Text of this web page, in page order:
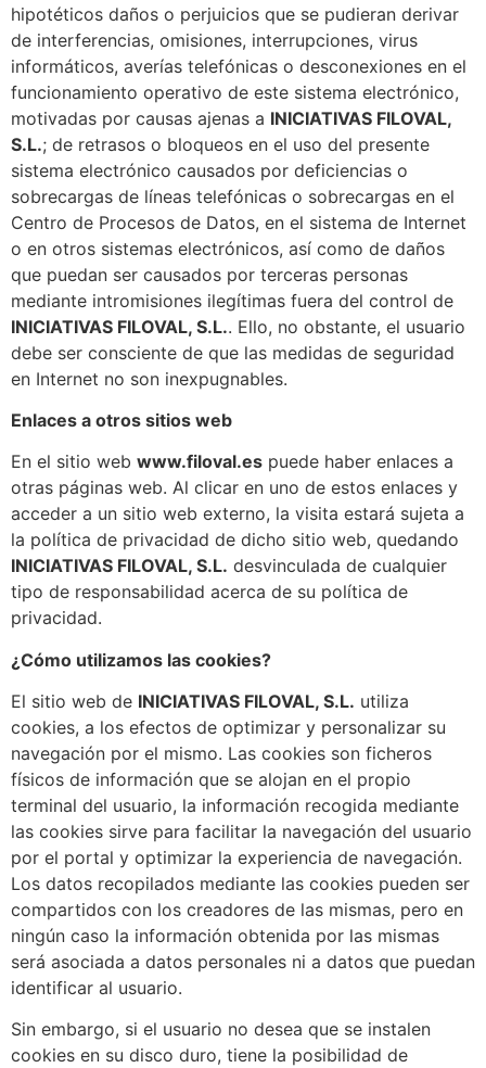
hipotéticos daños o perjuicios que se pudieran derivar
de interferencias, omisiones, interrupciones, virus
informáticos, averías telefónicas o desconexiones en el
funcionamiento operativo de este sistema electrónico,
motivadas por causas ajenas a INICIATIVAS FILOVAL,
S.L.; de retrasos o bloqueos en el uso del presente
sistema electrónico causados por deficiencias o
sobrecargas de líneas telefónicas o sobrecargas en el
Centro de Procesos de Datos, en el sistema de Internet
o en otros sistemas electrónicos, así como de daños
que puedan ser causados por terceras personas
mediante intromisiones ilegítimas fuera del control de
INICIATIVAS FILOVAL, S.L.. Ello, no obstante, el usuario
debe ser consciente de que las medidas de seguridad
en Internet no son inexpugnables.
Enlaces a otros sitios web
En el sitio web www.filoval.es puede haber enlaces a
otras páginas web. Al clicar en uno de estos enlaces y
acceder a un sitio web externo, la visita estará sujeta a
la política de privacidad de dicho sitio web, quedando
INICIATIVAS FILOVAL, S.L. desvinculada de cualquier
tipo de responsabilidad acerca de su política de
privacidad.
¿Cómo utilizamos las cookies?
El sitio web de INICIATIVAS FILOVAL, S.L. utiliza
cookies, a los efectos de optimizar y personalizar su
navegación por el mismo. Las cookies son ficheros
físicos de información que se alojan en el propio
terminal del usuario, la información recogida mediante
las cookies sirve para facilitar la navegación del usuario
por el portal y optimizar la experiencia de navegación.
Los datos recopilados mediante las cookies pueden ser
compartidos con los creadores de las mismas, pero en
ningún caso la información obtenida por las mismas
será asociada a datos personales ni a datos que puedan
identificar al usuario.
Sin embargo, si el usuario no desea que se instalen
cookies en su disco duro, tiene la posibilidad de